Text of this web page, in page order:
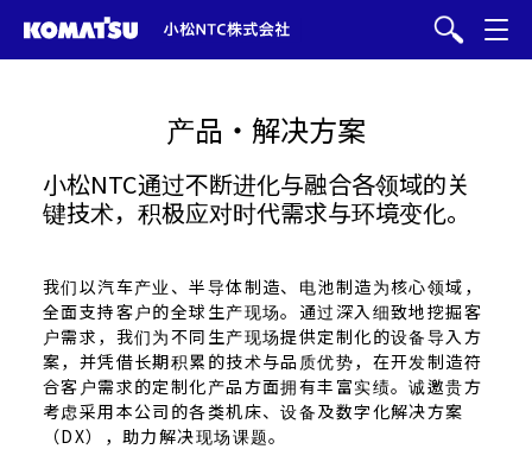
产品・解决方案
小松NTC通过不断进化与融合各领域的关
键技术，积极应对时代需求与环境变化。
我们以汽车产业、半导体制造、电池制造为核心领域，
全面支持客户的全球生产现场。通过深入细致地挖掘客
户需求，我们为不同生产现场提供定制化的设备导入方
案，并凭借长期积累的技术与品质优势，在开发制造符
合客户需求的定制化产品方面拥有丰富实绩。诚邀贵方
考虑采用本公司的各类机床、设备及数字化解决方案
（DX），助力解决现场课题。